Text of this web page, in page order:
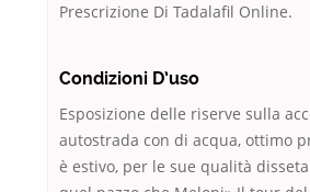
Prescrizione Di Tadalafil Online.
Condizioni D’uso
Esposizione delle riserve sulla
autostrada con di acqua, ottimo
è estivo, per le sue qualità